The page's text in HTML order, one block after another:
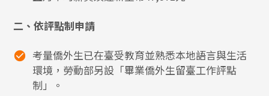
二、依評點制申請
考量僑外生已在臺受教育並熟悉本地語言與生活
環境，勞動部另設「畢業僑外生留臺工作評點
制」。